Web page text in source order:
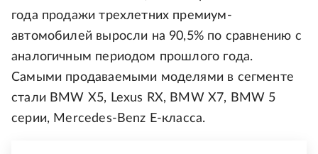
года продажи трехлетних премиум-
автомобилей выросли на 90,5% по сравнению с
аналогичным периодом прошлого года.
Самыми продаваемыми моделями в сегменте
стали BMW X5, Lexus RX, BMW X7, BMW 5
серии, Mercedes-Benz E-класса.